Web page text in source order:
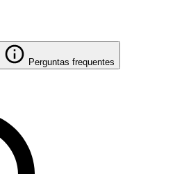
Perguntas frequentes